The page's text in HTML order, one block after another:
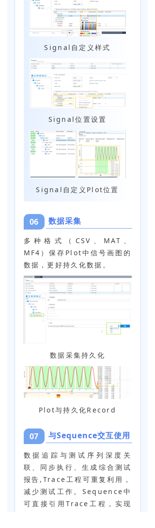
Signal自定义样式
Signal位置设置
Signal自定义Plot位置
06 数据采集
多种格式（CSV、MAT、
MF4）保存Plot中信号画图的
数据，更好持久化数据。
数据采集持久化
Plot与持久化Record
07 与Sequence交互使用
数据追踪与测试序列深度关
联、同步执行、生成综合测试
报告,Trace工程可重复利用，
减少测试工作。Sequence中
可直接引用Trace工程，实现